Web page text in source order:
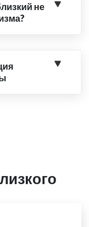
не